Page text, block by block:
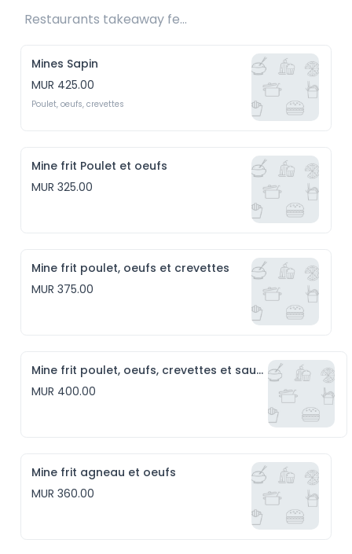
Restaurants takeaway fee Rs25 included
Mines Sapin
MUR 425.00
Poulet, oeufs, crevettes
Mine frit Poulet et oeufs
MUR 325.00
Mine frit poulet, oeufs et crevettes
MUR 375.00
Mine frit poulet, oeufs, crevettes et saucisses
MUR 400.00
Mine frit agneau et oeufs
MUR 360.00